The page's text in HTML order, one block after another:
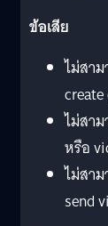
ข้อเสีย
ไม่สา
ไม่สา
หรือ
ไม่สา
send